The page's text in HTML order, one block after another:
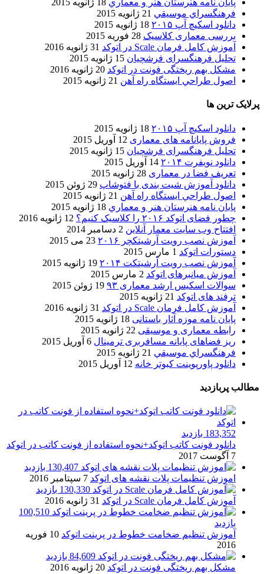
پایان نامه هنرستان هنر و معماري 18 ژانویه 2015
فرهنگسراي موسيقي 21 ژانویه 2015
دانلود اسکیچ آپ ۲۰۱۵
18 ژانویه 2015
بررسی معماری کلاسیک 28 فوریه 2015
آموزش کامل فرمان Scale در اتوکد
31 ژانویه 2016
تحلیل فرهنگسرای فرشچیان 15 ژانویه 2015
مشکل بهم ریختگی فونت در اتوکد 20 ژانویه 2016
اصول طراحي ایستگاه راه آهن 21 ژانویه 2015
پرلایک ترین ها
دانلود اسکیچ آپ ۲۰۱۵
18 ژانویه 2015
فروش پایانامه های معماری 12 آوریل 2015
تحلیل فرهنگسرای فرشچیان 15 ژانویه 2015
دانلود نویفرت ۲۰۱۴
14 آوریل 2015
تعریف فضا در معماری 28 ژانویه 2015
دانلود آموزش شیت بندی با فتوشاپ 29 ژوئن 2015
اصول طراحي ایستگاه راه آهن 21 ژانویه 2015
پایان نامه هنرستان هنر و معماري 18 ژانویه 2015
چطور فضای اتوکد ۲۰۱۶ را کلاسیک کنیم؟
12 ژانویه 2016
افتتاح وب سایت معمار آنلاین 2 دسامبر 2014
آموزش نصب رویت آرشیتکچر ۲۰۱۶
23 می 2015
دستورات اتوکد 1 مارس 2015
آموزش نصب رویت آرشیتکت ۲۰۱۴
19 ژانویه 2015
آموزش میانبرهای اتوکد 2 مارس 2015
سوالات اسکیس ارشد معماری ۹۳
19 ژوئن 2015
ترفند های اتوکد 21 ژانویه 2015
آموزش کامل فرمان Scale در اتوکد
31 ژانویه 2016
پایان نامه موزه آثار باستانی 18 ژانویه 2015
رابطه معماری و موسیقی 22 ژانویه 2015
ریز فضاهای پایانه مسافربری ترمینال 6 آوریل 2015
فرهنگسراي موسيقي 21 ژانویه 2015
دانلود پاورپوینت کبوتر خانه 12 آوریل 2015
مطالب پربازدید
183,352 بازدید
دانلود فونت کاتب اتوکد+نحوه استفاده از فونت کاتب در اتوکد
7 آگوست 2017
130,407 بازدید
اموزش تنظیمات پلات نقشه های اتوکد 7 سپتامبر 2016
130,330 بازدید
آموزش کامل فرمان Scale در اتوکد
31 ژانویه 2016
100,510
بازدید
آموزش تنظیم ضخامت خطوط در پرینت اتوکد
10 فوریه
2016
84,609 بازدید
مشکل بهم ریختگی فونت در اتوکد 20 ژانویه 2016